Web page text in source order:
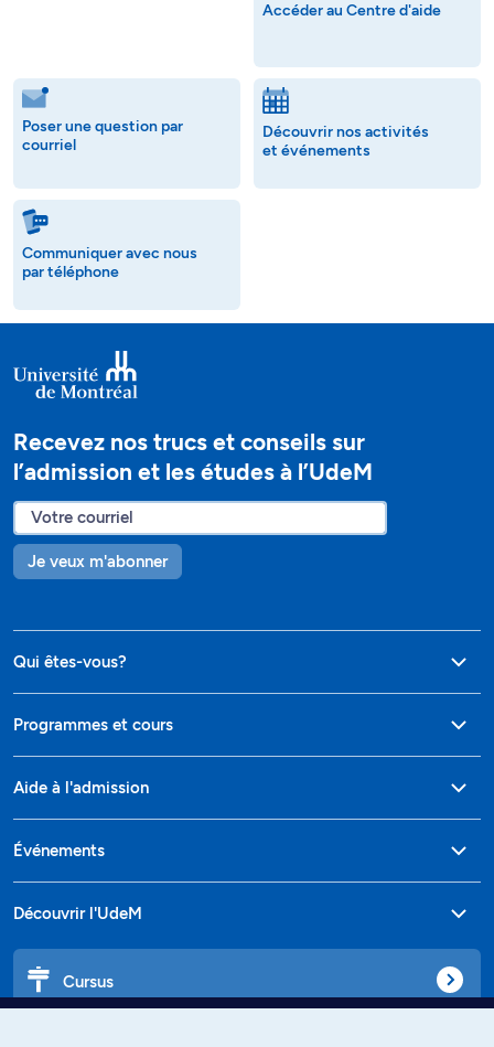
Accéder au Centre d'aide
Poser une question par
courriel
Découvrir nos activités
et événements
Communiquer avec nous
par téléphone
Recevez nos trucs et conseils sur
l’admission et les études à l’UdeM
Je veux m'abonner
Qui êtes-vous?
Programmes et cours
Aide à l'admission
Événements
Découvrir l'UdeM
Cursus